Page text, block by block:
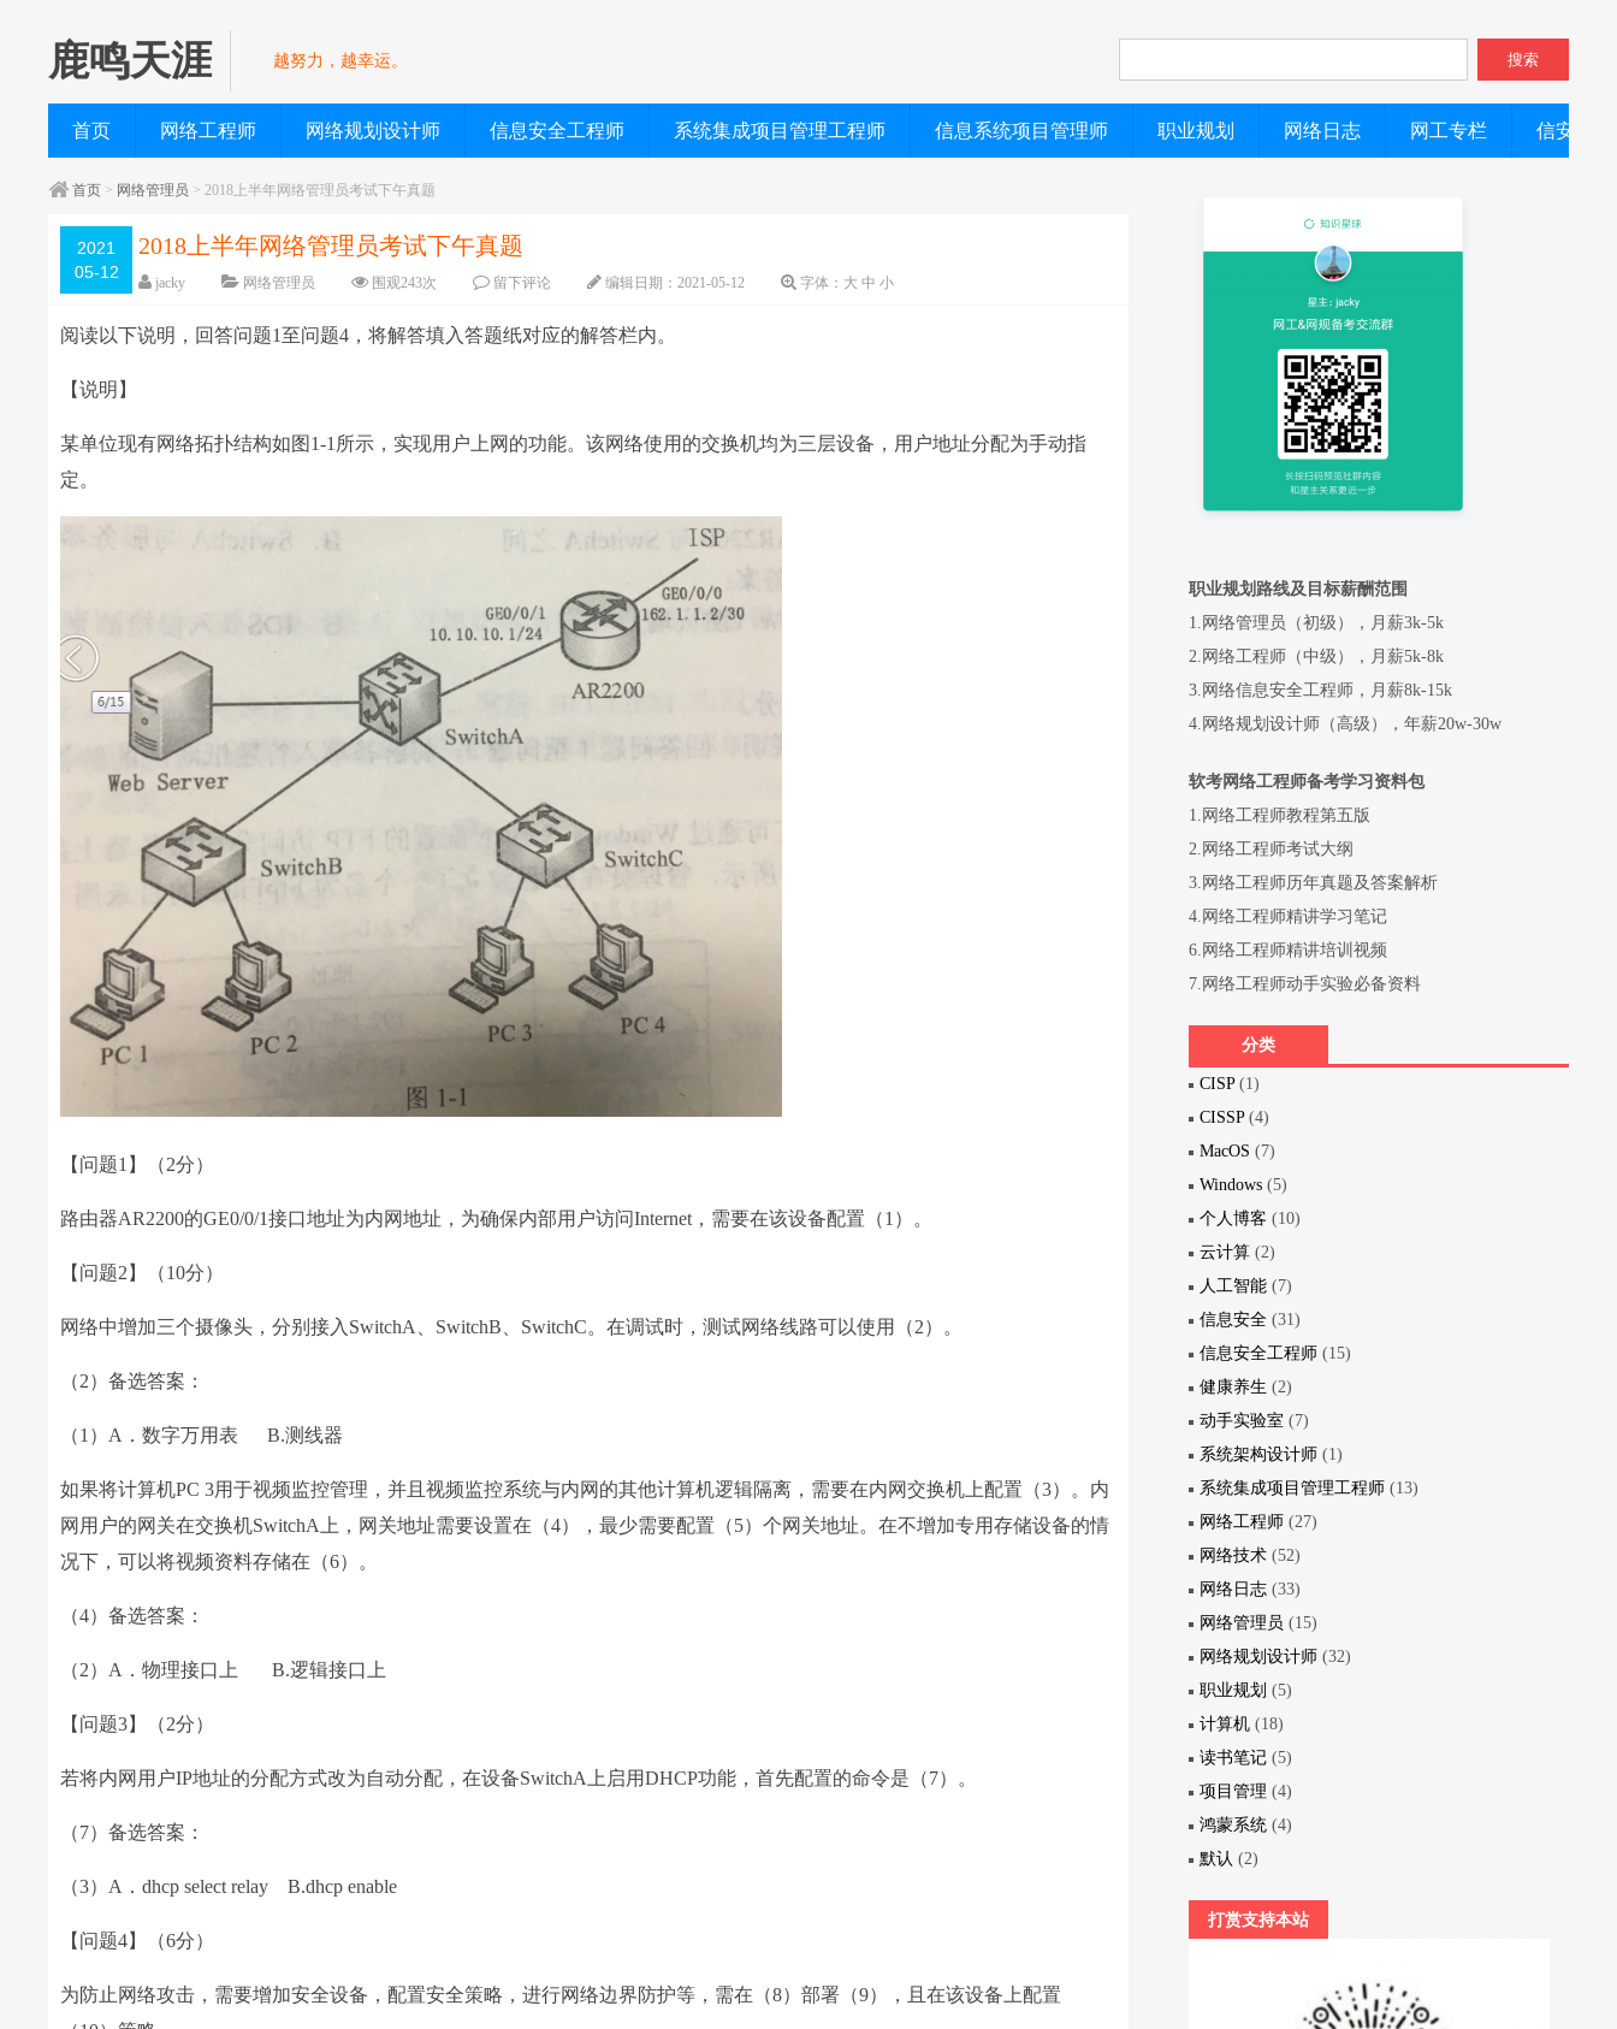
鹿鸣天涯 越努力，越幸运。 搜索
首页 网络工程师 网络规划设计师 信息安全工程师 系统集成项目管理工程师 信息系统项目管理师 职业规划 网络日志 网工专栏 信安专栏
首页 > 网络管理员 > 2018上半年网络管理员考试下午真题
2021
05-12
2018上半年网络管理员考试下午真题
jacky 网络管理员 围观243次 留下评论 编辑日期：2021-05-12 字体： 大 中 小
阅读以下说明，回答问题1至问题4，将解答填入答题纸对应的解答栏内。
【说明】
某单位现有网络拓扑结构如图1-1所示，实现用户上网的功能。该网络使用的交换机均为三层设备，用户地址分配为手动指
定。
【问题1】（2分）
路由器AR2200的GE0/0/1接口地址为内网地址，为确保内部用户访问Internet，需要在该设备配置（1）。
【问题2】（10分）
网络中增加三个摄像头，分别接入SwitchA、SwitchB、SwitchC。在调试时，测试网络线路可以使用（2）。
（2）备选答案：
（1）A．数字万用表 B.测线器
如果将计算机PC 3用于视频监控管理，并且视频监控系统与内网的其他计算机逻辑隔离，需要在内网交换机上配置（3）。内
网用户的网关在交换机SwitchA上，网关地址需要设置在（4），最少需要配置（5）个网关地址。在不增加专用存储设备的情
况下，可以将视频资料存储在（6）。
（4）备选答案：
（2）A．物理接口上 B.逻辑接口上
【问题3】（2分）
若将内网用户IP地址的分配方式改为自动分配，在设备SwitchA上启用DHCP功能，首先配置的命令是（7）。
（7）备选答案：
（3）A．dhcp select relay B.dhcp enable
【问题4】（6分）
为防止网络攻击，需要增加安全设备，配置安全策略，进行网络边界防护等，需在（8）部署（9），且在该设备上配置
职业规划路线及目标薪酬范围
1.网络管理员（初级），月薪3k-5k
2.网络工程师（中级），月薪5k-8k
3.网络信息安全工程师，月薪8k-15k
4.网络规划设计师（高级），年薪20w-30w
软考网络工程师备考学习资料包
1.网络工程师教程第五版
2.网络工程师考试大纲
3.网络工程师历年真题及答案解析
4.网络工程师精讲学习笔记
6.网络工程师精讲培训视频
7.网络工程师动手实验必备资料
分类
CISP(1)
CISSP(4)
MacOS (7)
Windows (5)
个人博客 (10)
云计算 (2)
人工智能 (7)
信息安全 (31)
信息安全工程师 (15)
健康养生 (2)
动手实验室 (7)
系统架构设计师 (1)
系统集成项目管理工程师 (13)
网络工程师 (27)
网络技术 (52)
网络日志 (33)
网络管理员 (15)
网络规划设计师 (32)
职业规划 (5)
计算机 (18)
读书笔记 (5)
项目管理 (4)
鸿蒙系统 (4)
默认 (2)
打赏支持本站